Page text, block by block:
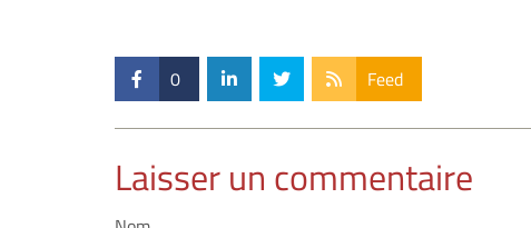
0 Feed
Laisser un commentaire